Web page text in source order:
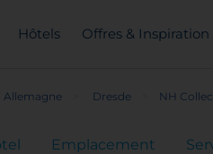
Hôtels Offres & Inspiration
Allemagne Dresde NH
Emplacement